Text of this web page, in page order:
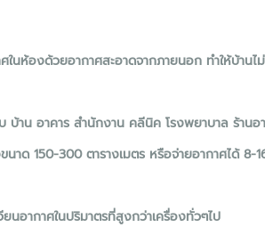
ในห้องด้วยอากาศสะอาดจากภายนอก ทำให้บ้าน
บ บ้าน อาคาร สำนักงาน คลีนิค โรงพยาบาล ร้า
นาด 150-300 ตารางเมตร หรือจ่ายอากาศได้ 8-
นอากาศในปริมาตรที่สูงกว่าเครื่องทั่วๆไป